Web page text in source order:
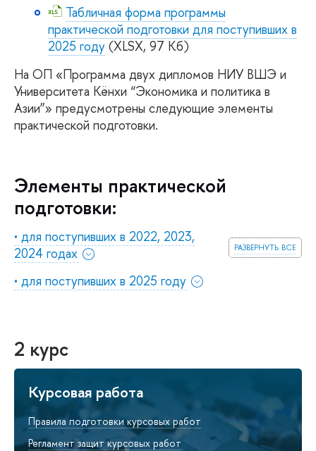
Табличная форма программы
практической подготовки для поступивших в
2025 году (XLSX, 97 Кб)
На ОП «Программа двух дипломов НИУ ВШЭ и
Университета Кёнхи “Экономика и политика в
Азии”» предусмотрены следующие элементы
практической подготовки.
Элементы практической
подготовки:
развернуть все
• для поступивших в 2022, 2023,
2024 годах
• для поступивших в 2025 году
2 курс
Курсовая работа
Правила подготовки курсовых работ
Регламент защит курсовых работ